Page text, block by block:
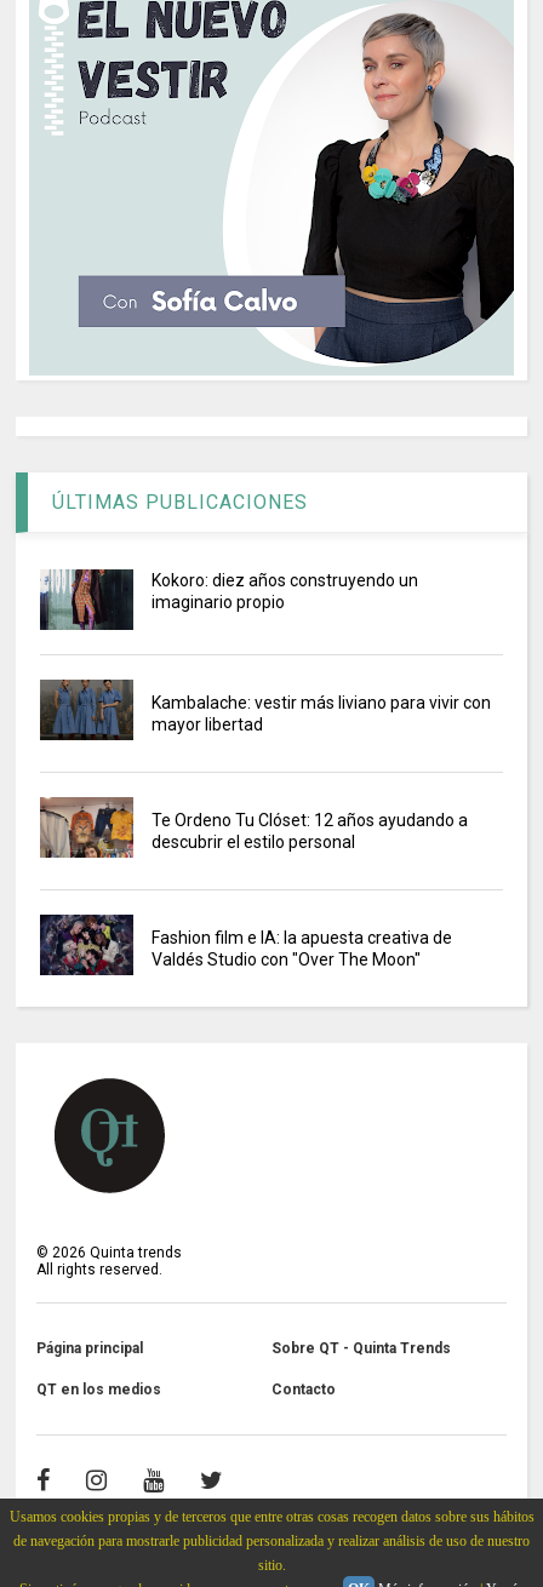
Usamos cookies propias y de terceros que entre otras cosas recogen datos sobre sus hábitos
de navegación para mostrarle publicidad personalizada y realizar análisis de uso de nuestro
sitio.
ÚLTIMAS PUBLICACIONES
Kokoro: diez años construyendo un
imaginario propio
Kambalache: vestir más liviano para vivir con
mayor libertad
Te Ordeno Tu Clóset: 12 años ayudando a
descubrir el estilo personal
Fashion film e IA: la apuesta creativa de
Valdés Studio con "Over The Moon"
©2026 Quinta trends
All rights reserved.
Página principal Sobre QT - Quinta Trends
QT en los medios Contacto